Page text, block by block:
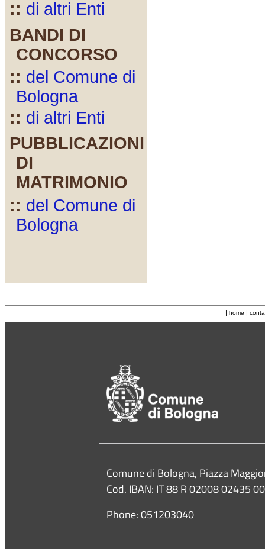
:: di altri Enti
BANDI DI
CONCORSO
:: del Comune di
Bologna
:: di altri Enti
PUBBLICAZIONI
DI
MATRIMONIO
:: del Comune di
Bologna
| home |
Contacts
Comune di Bologna, Piazza
Cod. IBAN: IT 88 R 02008 02435
Phone:051203040